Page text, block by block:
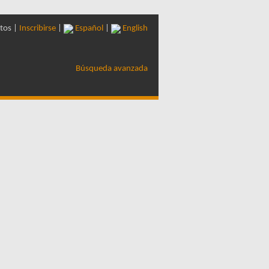
| Inscribirse Español English
Búsqueda avanzada